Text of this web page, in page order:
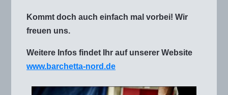
Kommt doch auch einfach mal vorbei! Wir
freuen uns.
Weitere Infos findet Ihr auf unserer Website
www.barchetta-nord.de